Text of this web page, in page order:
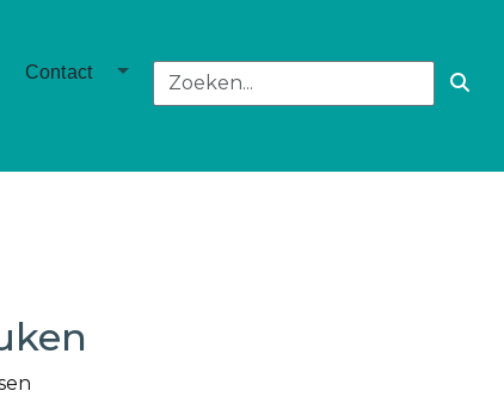
Contact Toggle Dropdown